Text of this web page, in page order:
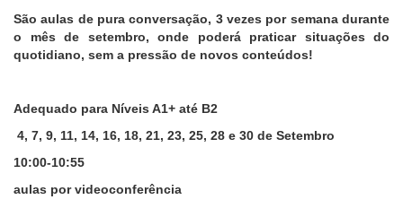
São aulas de pura conversação, 3 vezes por semana durante
o mês de setembro, onde poderá praticar situações do
quotidiano, sem a pressão de novos conteúdos!
Adequado para Níveis A1+ até B2
4, 7, 9, 11, 14, 16, 18, 21, 23, 25, 28 e 30 de Setembro
10:00-10:55
aulas por videoconferência